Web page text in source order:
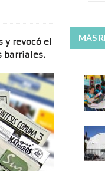
y revocó el
barriales.
MÁS